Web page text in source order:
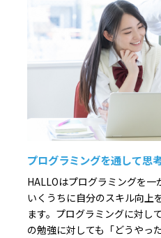
プログラミングを通して思
HALLOはプログラミングを一
いくうちに自分のスキル向上
ます。プログラミングに対し
の勉強に対しても「どうやっ